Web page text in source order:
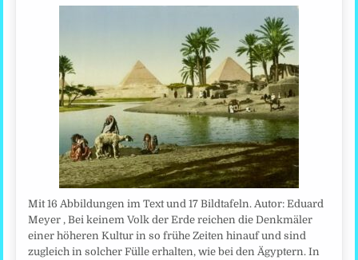
Mit 16 Abbildungen im Text und 17 Bildtafeln. Autor: Eduard
Meyer , Bei keinem Volk der Erde reichen die Denkmäler
einer höheren Kultur in so frühe Zeiten hinauf und sind
zugleich in solcher Fülle erhalten, wie bei den Ägyptern. In